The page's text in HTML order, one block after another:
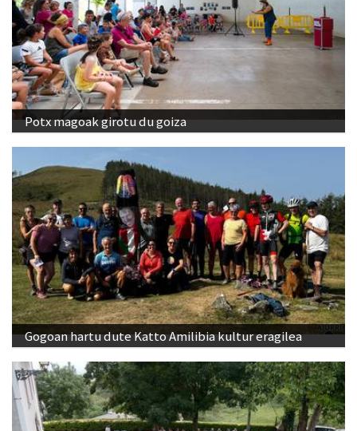
Potx magoak girotu du goiza
Gogoan hartu dute Katto Amilibia kultur eragilea